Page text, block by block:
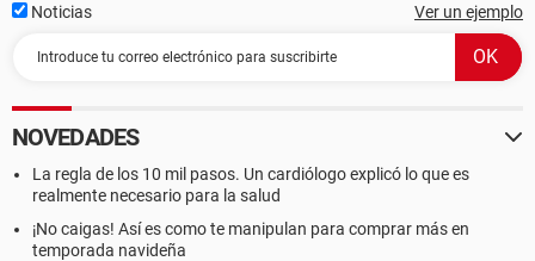
Noticias Ver un ejemplo
NOVEDADES
La regla de los 10 mil pasos. Un cardiólogo explicó lo que es
realmente necesario para la salud
¡No caigas! Así es como te manipulan para comprar más en
temporada navideña